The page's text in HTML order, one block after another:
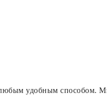
любым удобным способом.